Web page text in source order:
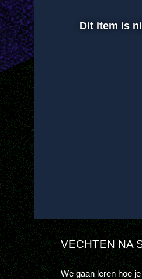
Dit item is
VECHTEN NA
We gaan leren hoe